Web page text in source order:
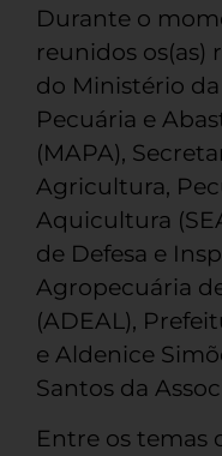
Durante o
reunidos os(as)
do Ministério
Pecuária e
(MAPA),
Agricultura,
Aquicultura
de Defesa e
Agropecuária
(ADEAL),
e Aldenice
Santos da
Entre os temas